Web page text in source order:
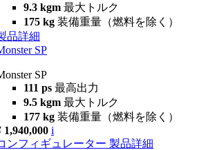
9.3 kgm 最大トルク
175 kg 装備重量（燃料を除く）
品詳細
SP
SP
111 ps 最高出力
9.5 kgm 最大トルク
177 kg 装備重量（燃料を除く）
1,940,000 i
ンフィギュレーター 製品詳細